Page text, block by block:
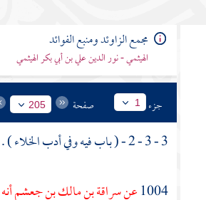
مجمع الزاوئد ومنبع الفوائد
الهيثمي - نور الدين علي بن أبي بكر الهيثمي
جزء 1 صفحة 205
3 - 3 - 2 - ( باب فيه وفي أدب الخلاء ) .
1004عنسراقة بن مالك بن جعشم